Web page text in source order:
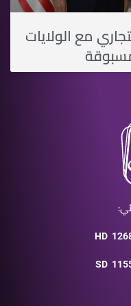
مع الولايات
HD
SD